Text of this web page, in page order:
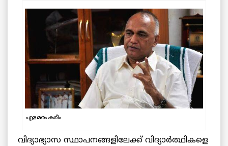
എളമരം കരീം
വിദ്യാഭ്യാസ സ്ഥാപനങ്ങളിലേക്ക് വിദ്യാര്‍ത്ഥികളെ